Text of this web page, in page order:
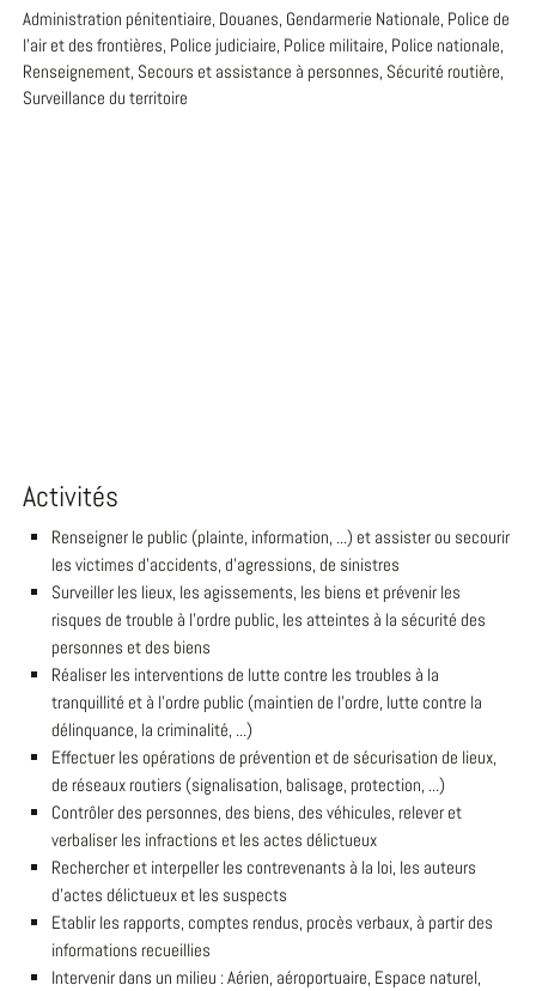
Administration pénitentiaire, Douanes, Gendarmerie Nationale, Police de
l'air et des frontières, Police judiciaire, Police militaire, Police nationale,
Renseignement, Secours et assistance à personnes, Sécurité routière,
Surveillance du territoire
Activités
Renseigner le public (plainte, information, ...) et assister ou secourir
les victimes d'accidents, d'agressions, de sinistres
Surveiller les lieux, les agissements, les biens et prévenir les
risques de trouble à l'ordre public, les atteintes à la sécurité des
personnes et des biens
Réaliser les interventions de lutte contre les troubles à la
tranquillité et à l'ordre public (maintien de l'ordre, lutte contre la
délinquance, la criminalité, ...)
Effectuer les opérations de prévention et de sécurisation de lieux,
de réseaux routiers (signalisation, balisage, protection, ...)
Contrôler des personnes, des biens, des véhicules, relever et
verbaliser les infractions et les actes délictueux
Rechercher et interpeller les contrevenants à la loi, les auteurs
d'actes délictueux et les suspects
Etablir les rapports, comptes rendus, procès verbaux, à partir des
informations recueillies
Intervenir dans un milieu : Aérien, aéroportuaire, Espace naturel,